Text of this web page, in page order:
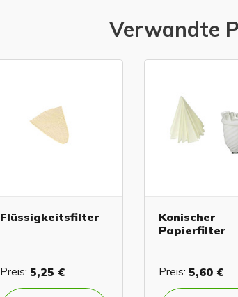
Verwandte
Flüssigkeitsfilter
Preis: 5,25 €
Konischer
Papierfilter
Preis: 5,60 €